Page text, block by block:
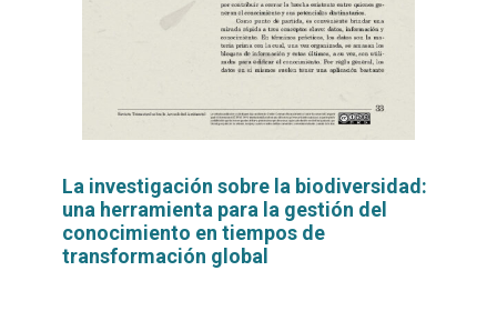
La investigación sobre la biodiversidad:
una herramienta para la gestión del
conocimiento en tiempos de
transformación global